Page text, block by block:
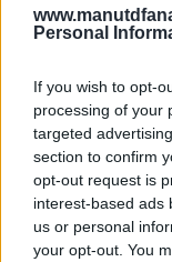
Personal
If you wish to opt-
processing of your
targeted
section to confirm
opt-out request is
interest-based ads
us or personal
your opt-out. You